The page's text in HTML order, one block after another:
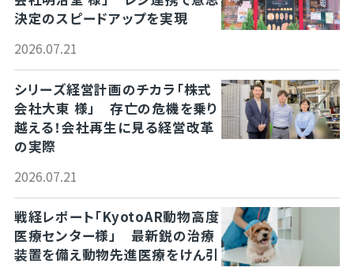
決定のスピードアップを実現
2026.07.21
シリーズ経営計画のチカラ「株式
会社大東 様」 存亡の危機を乗り
越える！会社再生に見る経営改革
の実際
2026.07.21
戦経レポート「KyotoAR動物高度
医療センター様」 最新鋭の治療
装置を備え動物先進医療をけん引